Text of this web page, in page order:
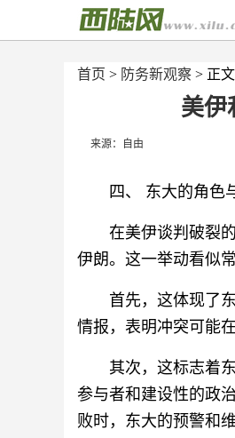
首页 > 防务新观察 > 正文
美伊
来源：自由
四、 东大的角色
在美伊谈判破裂
伊朗。这一举动看似
首先，这体现了
情报，表明冲突可能
其次，这标志着
参与者和建设性的政
败时，东大的预警和